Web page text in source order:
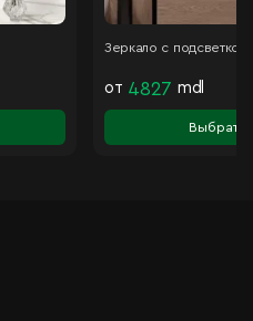
Зеркало с подсветкой
от 4827 mdl
Выбрать